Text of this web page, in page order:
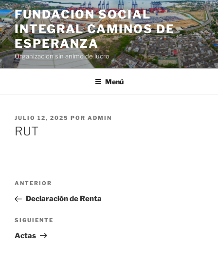
Saltar
al
contenido
FUNDACION SOCIAL
INTEGRAL CAMINOS DE
ESPERANZA
Organizacion sin animo de lucro
Menú
PUBLICADO
EL
JULIO 12, 2025 POR ADMIN
RUT
Navegación
entradas
Entrada
anterior:
ANTERIOR
Declaración de Renta
Siguiente
entrada
SIGUIENTE
Actas